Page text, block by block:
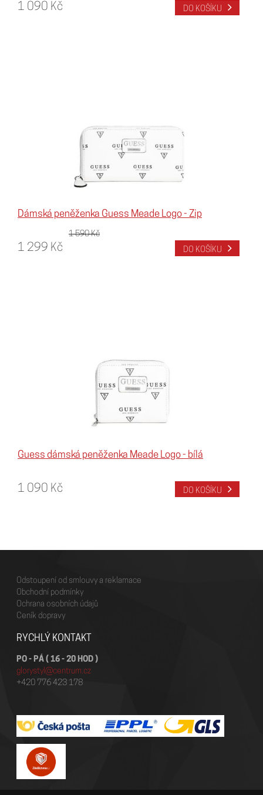
1 090 Kč DO KOŠÍKU
Dámská peněženka Guess Meade Logo - Zip
1 299 Kč
1 590 Kč
DO KOŠÍKU
Guess dámská peněženka Meade Logo - bílá
1 090 Kč DO KOŠÍKU
Odstoupení od smlouvy a reklamace
Obchodní podmínky
Ochrana osobních údajů
Ceník dopravy
RYCHLÝ KONTAKT
PO - PÁ ( 16 - 20 HOD )
glorystyl@centrum.cz
+420 776 423 178